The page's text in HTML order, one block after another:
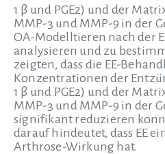
1 β und PGE2) und der
MMP-3 und MMP-9 in der
OA-Modelltieren nach der
analysieren und zu
zeigten, dass die EE-
Konzentrationen der
1 β und PGE2) und der
MMP-3 und MMP-9 in der
signifikant reduzieren
darauf hindeutet, dass EE
Arthrose-Wirkung hat.